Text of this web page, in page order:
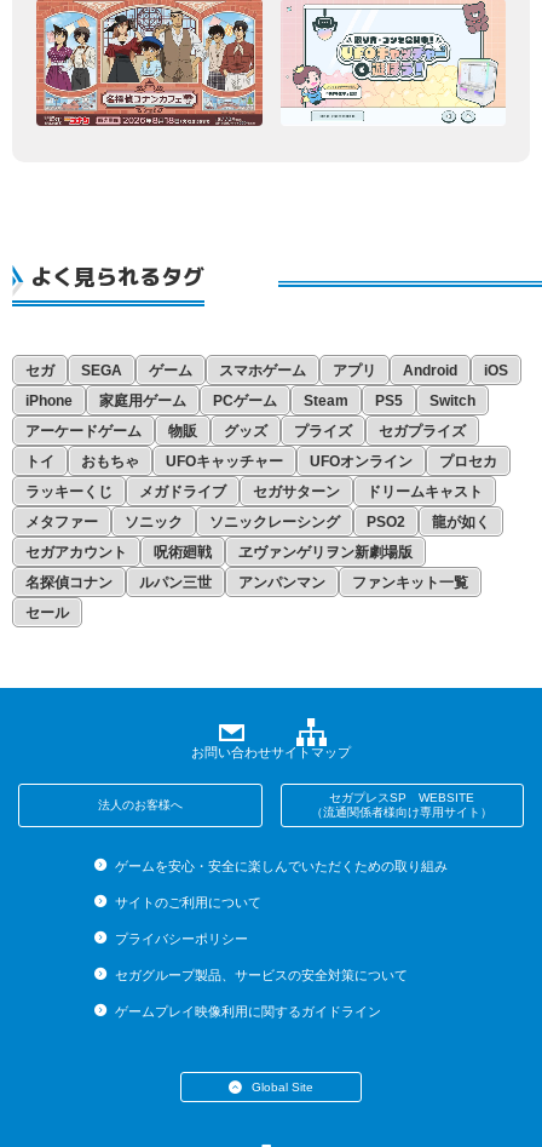
よく見られるタグ
セガ SEGA ゲーム スマホゲーム アプリ Android
iOS
iPhone
家庭用ゲーム PCゲーム Steam PS5
Switch
アーケードゲーム
物販 グッズ プライズ
セガプライズ
トイ
おもちゃ UFOキャッチャー UFOオンライン
プロセカ
ラッキーくじ
メガドライブ セガサターン
ドリームキャスト
メタファー
ソニック ソニックレーシング PSO2
龍が如く
セガアカウント
呪術廻戦
ヱヴァンゲリヲン新劇場版
名探偵コナン
ルパン三世 アンパンマン
ファンキット一覧
セール
お問い合わせサイトマップ
法人のお客様へ
セガプレスSP WEBSITE
（流通関係者様向け専用サイト）
ゲームを安心・安全に楽しんでいただくための取り組み
サイトのご利用について
プライバシーポリシー
セガグループ製品、サービスの安全対策について
ゲームプレイ映像利用に関するガイドライン
Global Site
・English (US)